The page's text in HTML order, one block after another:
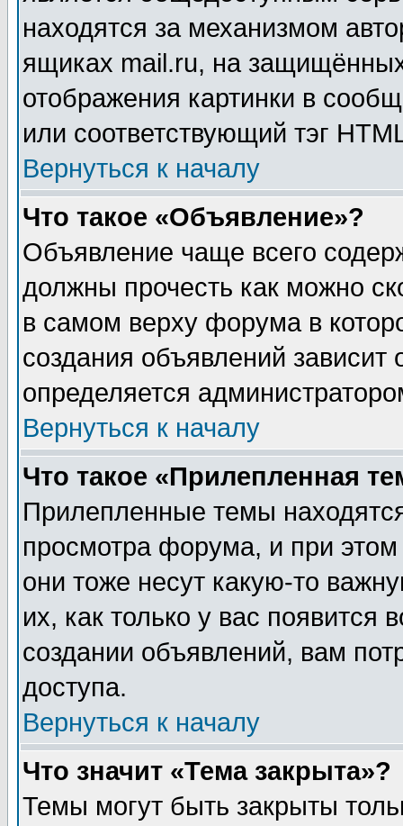
находятся за механизмом
ящиках mail.ru, на
отображения картинки в
или соответствующий тэг
Вернуться к началу
Что такое «Объявление»?
Объявление чаще всего
должны прочесть как можно
в самом верху форума в
создания объявлений зависит
определяется
Вернуться к началу
Что такое «Прилепленная
Прилепленные темы
просмотра форума, и при
они тоже несут какую-то
их, как только у вас появится
создании объявлений, вам
доступа.
Вернуться к началу
Что значит «Тема закрыта»?
Темы могут быть закрыты